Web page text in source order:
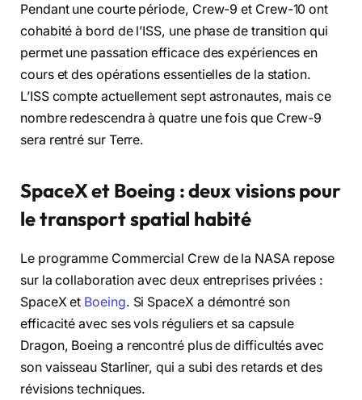
Pendant une courte période, Crew-9 et Crew-10 ont
cohabité à bord de l’ISS, une phase de transition qui
permet une passation efficace des expériences en
cours et des opérations essentielles de la station.
L’ISS compte actuellement sept astronautes, mais ce
nombre redescendra à quatre une fois que Crew-9
sera rentré sur Terre.
SpaceX et Boeing : deux visions pour
le transport spatial habité
Le programme Commercial Crew de la NASA repose
sur la collaboration avec deux entreprises privées :
SpaceX et Boeing. Si SpaceX a démontré son
efficacité avec ses vols réguliers et sa capsule
Dragon, Boeing a rencontré plus de difficultés avec
son vaisseau Starliner, qui a subi des retards et des
révisions techniques.